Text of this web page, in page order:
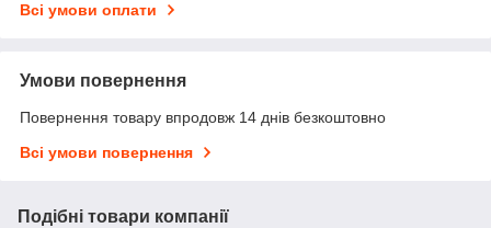
Всі умови оплати
Умови повернення
Повернення товару впродовж 14 днів безкоштовно
Всі умови повернення
Подібні товари компанії